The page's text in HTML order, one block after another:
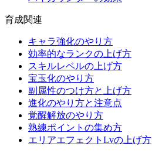
育成関連
キャラ強化のやり方
効率的なランクの上げ方
スキルレベルの上げ方
宝玉化のやり方
副属性のつけ方と上げ方
進化のやり方と注意点
覚醒解放のやり方
熟練ポイントの集め方
エリアエフェクトLvの上げ方